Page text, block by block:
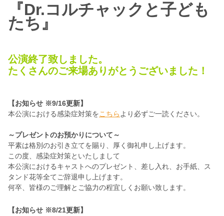
『Dr.コルチャックと子ども
たち』
公演終了致しました。
たくさんのご来場ありがとうございました！
【お知らせ ※9/16更新】
本公演における感染症対策をこちら より必ずご一読ください。
～プレゼントのお預かりについて～
平素は格別のお引き立てを賜り、厚く御礼申し上げます。
この度、感染症対策といたしまして
本公演におけるキャストへのプレゼント、差し入れ、お手紙、ス
タンド花等全てご辞退申し上げます。
何卒、皆様のご理解とご協力の程宜しくお願い致します。
【お知らせ ※8/21更新】